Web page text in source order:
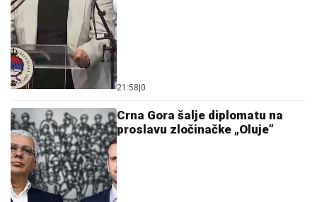
21:58|0
Crna Gora šalje diplomatu na
proslavu zločinačke „Oluje”